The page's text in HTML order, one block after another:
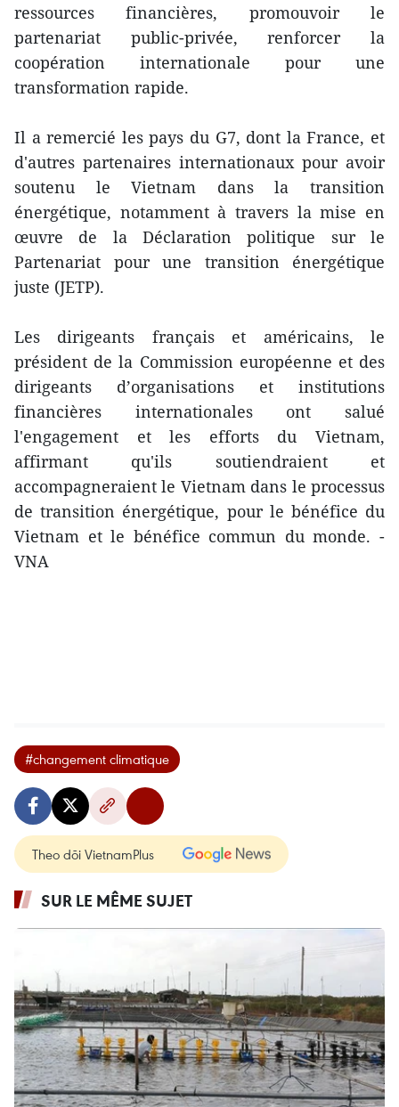
ressources financières, promouvoir le
partenariat public-privée, renforcer la
coopération internationale pour une
transformation rapide.
Il a remercié les pays du G7, dont la France, et
d'autres partenaires internationaux pour avoir
soutenu le Vietnam dans la transition
énergétique, notamment à travers la mise en
œuvre de la Déclaration politique sur le
Partenariat pour une transition énergétique
juste (JETP).
Les dirigeants français et américains, le
président de la Commission européenne et des
dirigeants d’organisations et institutions
financières internationales ont salué
l'engagement et les efforts du Vietnam,
affirmant qu'ils soutiendraient et
accompagneraient le Vietnam dans le processus
de transition énergétique, pour le bénéfice du
Vietnam et le bénéfice commun du monde. -
VNA
#changement climatique
Theo dõi VietnamPlus
SUR LE MÊME SUJET